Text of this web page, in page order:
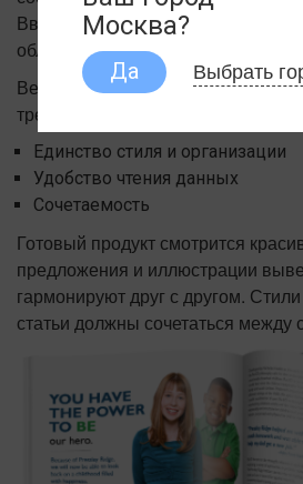
Введение компьютерных
облегчило процесс, позволив
Верстка многостраничных
требований к процедуре:
Единство стиля и организации
Удобство чтения данных
Сочетаемость
Готовый продукт смотрится
предложения и иллюстрации
гармонируют друг с другом.
статьи должны сочетаться между
Москва?
Да Выбрать